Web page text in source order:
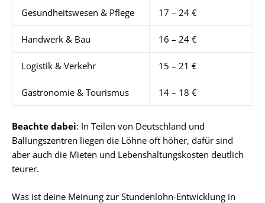
Gesundheitswesen & Pflege 17 – 24 €
Handwerk & Bau 16 – 24 €
Logistik & Verkehr 15 – 21 €
Gastronomie & Tourismus 14 – 18 €
Beachte dabei: In Teilen von Deutschland und
Ballungszentren liegen die Löhne oft höher, dafür sind
aber auch die Mieten und Lebenshaltungskosten deutlich
teurer.
Was ist deine Meinung zur Stundenlohn-Entwicklung in